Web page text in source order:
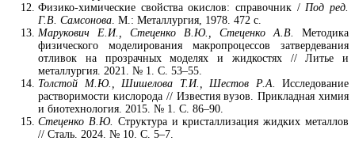
Физико-химические свойства окислов: справочник / Под ред.
Г.В. Самсонова . М.: Металлургия, 1978. 472 с.
Марукович Е.И., Стеценко В.Ю., Стеценко А.В.
Методика
физического моделирования макропроцессов затвердевания
отливок на прозрачных моделях и жидкостях // Литье и
металлургия. 2021. № 1. С. 53–55.
Толстой М.Ю., Шишелова Т.И., Шестов Р.А.
Исследование
растворимости кислорода // Известия вузов. Прикладная химия
и биотехнология. 2015. № 1. С. 86–90.
Стеценко В.Ю.
Структура и кристаллизация жидких металлов
// Сталь. 2024. № 10. С. 5–7.